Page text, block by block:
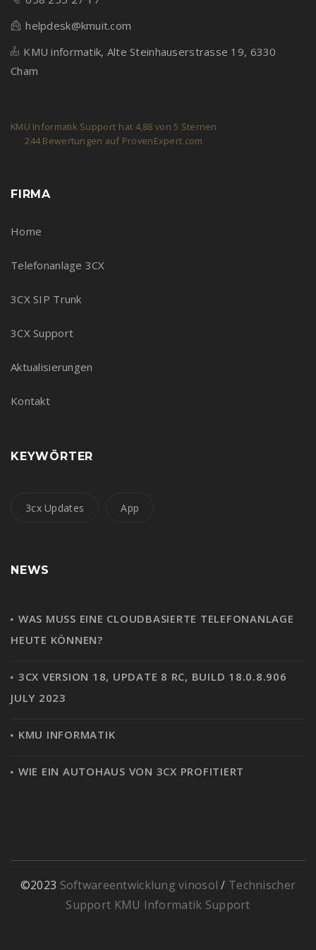
helpdesk@kmuit.com
KMU informatik, Alte Steinhauserstrasse 19, 6330
Cham
KMU Informatik Support hat 4,88 von5 Sternen
244Bewertungen auf ProvenExpert.com
FIRMA
Home
Telefonanlage 3CX
3CX SIP Trunk
3CX Support
Aktualisierungen
Kontakt
KEYWÖRTER
3cx Updates App
NEWS
WAS MUSS EINE CLOUDBASIERTE TELEFONANLAGE
HEUTE KÖNNEN?
3CX VERSION 18, UPDATE 8 RC, BUILD 18.0.8.906
JULY 2023
KMU INFORMATIK
WIE EIN AUTOHAUS VON 3CX PROFITIERT
©2023 Softwareentwicklung vinosol/ Technischer
Support KMU Informatik Support